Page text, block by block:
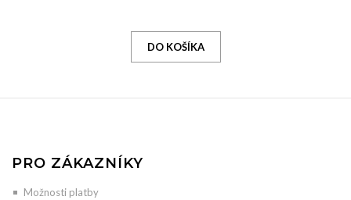
PRO ZÁKAZNÍKY
Možnosti platby